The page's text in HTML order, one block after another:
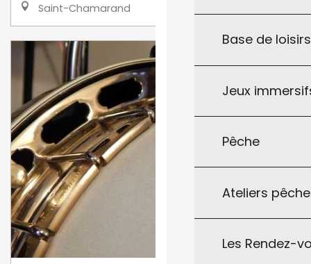
Base de
Jeux
Pêche
Ateliers
Les Rendez-
Saint-Chamarand